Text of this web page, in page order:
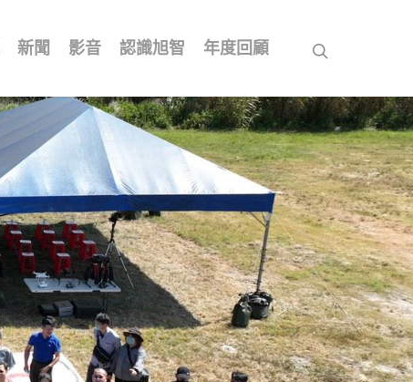
新聞 影音 認識旭智 年度回顧